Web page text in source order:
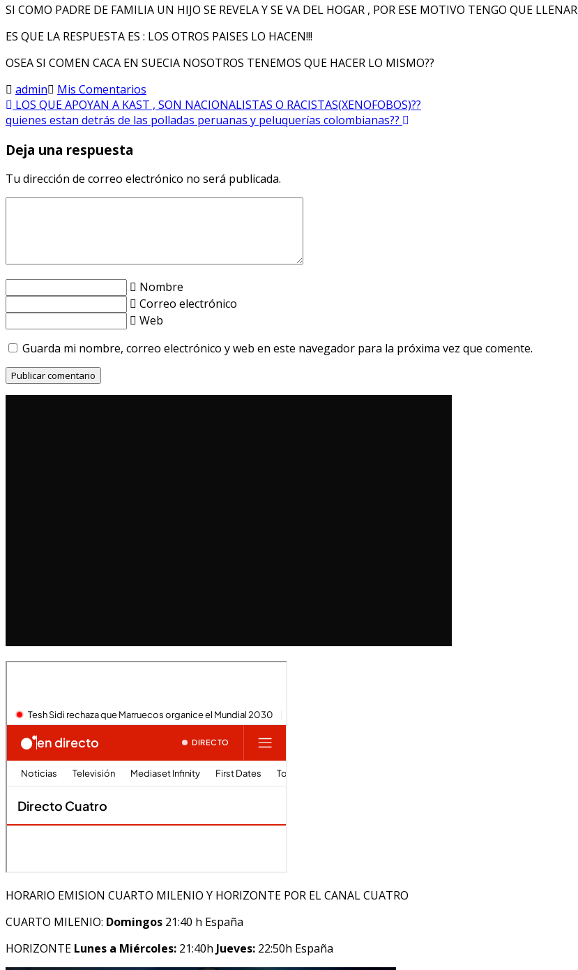
SI COMO PADRE DE FAMILIA UN HIJO SE REVELA Y SE VA DEL HOGAR , POR ESE MOTIVO TENGO QUE
ES QUE LA RESPUESTA ES : LOS OTROS PAISES LO HACEN!!!
OSEA SI COMEN CACA EN SUECIA NOSOTROS TENEMOS QUE HACER LO MISMO??
admin
Mis Comentarios
LOS QUE APOYAN A KAST , SON NACIONALISTAS O RACISTAS(XENOFOBOS)??
quienes estan detrás de las polladas peruanas y peluquerías colombianas??
Deja una respuesta
Tu dirección de correo electrónico no será publicada.
Nombre
Correo electrónico
Web
Guarda mi nombre, correo electrónico y web en este navegador para la próxima vez que comente.
HORARIO EMISION CUARTO MILENIO Y HORIZONTE POR EL CANAL CUATRO
CUARTO MILENIO: Domingos 21:40 h España
HORIZONTE Lunes a Miércoles: 21:40h Jueves: 22:50h España